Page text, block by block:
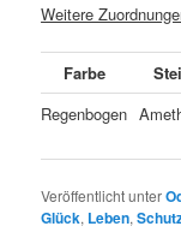
Weitere
Farbe
Regenbogen
Veröffentlicht unter
Glück, Leben,